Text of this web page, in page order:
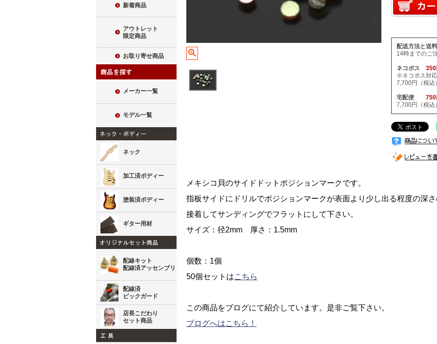
新着商品
アウトレット
限定商品
お取り寄せ商品
メーカー一覧
モデル一覧
ネック
加工済ボディー
塗装済ボディー
ギター用材
配線キット
配線済アッセンブリ
配線済
ピックガード
店長こだわり
セット商品
配送方法と送料
14時までのご
ネコポス 350
※ネコポス対
7,700円（税込
宅配便 750
7,700円（税
メキシコ貝のサイドドットポジションマークです。
指板サイドにドリルでポジションマークが表面より少し出る程度の深
接着してサンディングでフラットにして下さい。
サイズ：径2mm 厚さ：1.5mm
個数：1個
50個セットはこちら
この商品をブログにて紹介しています。是非ご覧下さい。
ブログへはこちら！